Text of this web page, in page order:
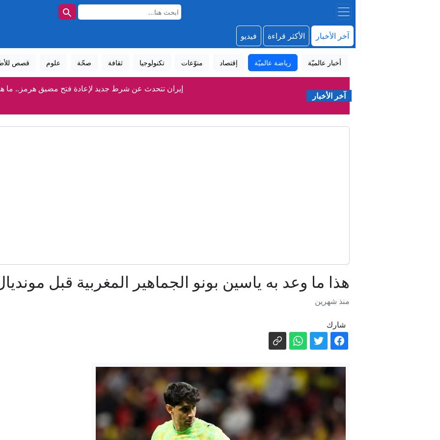
آخر الأخبار الأكثر قراءة فيديو
أخبار عالميّة رياضة عالميّة إقتصاد منوّعات تكنولوجيا ثقافة صحّة علوم قصص
آخر الأخبار
إيران تتحدث عن شرط جديد لإعادة فتح مضيق هرمز.. ما
بزشكيان: أفشلنا خطة لإدخال العدو قوات برية إلى إيران
كيف غيّر حكم أمل مستقبل أطفال الناجيات من الاغتصاب
هانتر بايدن: السرطان انتشر في جسد والدي وهو يتألم
اليمن.. مدينة مأرب تتعرض لموجة جديدة من القصف بمسيرات
مدفيديف يتوقع لأرمينيا مصير جورجيا في عام 2008
هذا ما وعد به ياسين بونو الجماهير المغربية قبل مونديال
منذ شهرين
شارك